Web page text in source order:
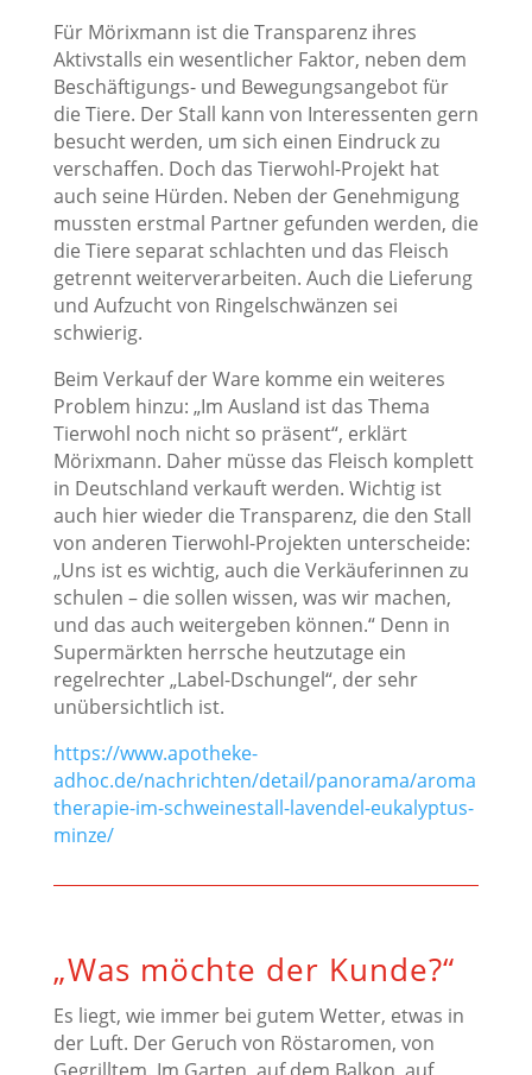
Für Mörixmann ist die Transparenz ihres
Aktivstalls ein wesentlicher Faktor, neben dem
Beschäftigungs- und Bewegungsangebot für
die Tiere. Der Stall kann von Interessenten gern
besucht werden, um sich einen Eindruck zu
verschaffen. Doch das Tierwohl-Projekt hat
auch seine Hürden. Neben der Genehmigung
mussten erstmal Partner gefunden werden, die
die Tiere separat schlachten und das Fleisch
getrennt weiterverarbeiten. Auch die Lieferung
und Aufzucht von Ringelschwänzen sei
schwierig.
Beim Verkauf der Ware komme ein weiteres
Problem hinzu: „Im Ausland ist das Thema
Tierwohl noch nicht so präsent“, erklärt
Mörixmann. Daher müsse das Fleisch komplett
in Deutschland verkauft werden. Wichtig ist
auch hier wieder die Transparenz, die den Stall
von anderen Tierwohl-Projekten unterscheide:
„Uns ist es wichtig, auch die Verkäuferinnen zu
schulen – die sollen wissen, was wir machen,
und das auch weitergeben können.“ Denn in
Supermärkten herrsche heutzutage ein
regelrechter „Label-Dschungel“, der sehr
unübersichtlich ist.
https://www.apotheke-
adhoc.de/nachrichten/detail/panorama/aroma
therapie-im-schweinestall-lavendel-eukalyptus-
minze/
„Was möchte der Kunde?“
Es liegt, wie immer bei gutem Wetter, etwas in
der Luft. Der Geruch von Röstaromen, von